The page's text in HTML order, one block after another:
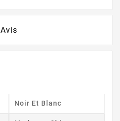
Avis
Noir Et Blanc